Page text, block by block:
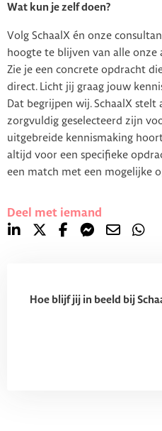
Wat kun je zelf doen?
Volg SchaalX én onze
hoogte te blijven van alle
Zie je een concrete opdracht
direct. Licht jij graag jouw
Dat begrijpen wij. SchaalX
zorgvuldig geselecteerd zijn
uitgebreide kennismaking
altijd voor een specifieke
een match met een mogelijke
Deel met iemand
Hoe blijf jij in beeld bij